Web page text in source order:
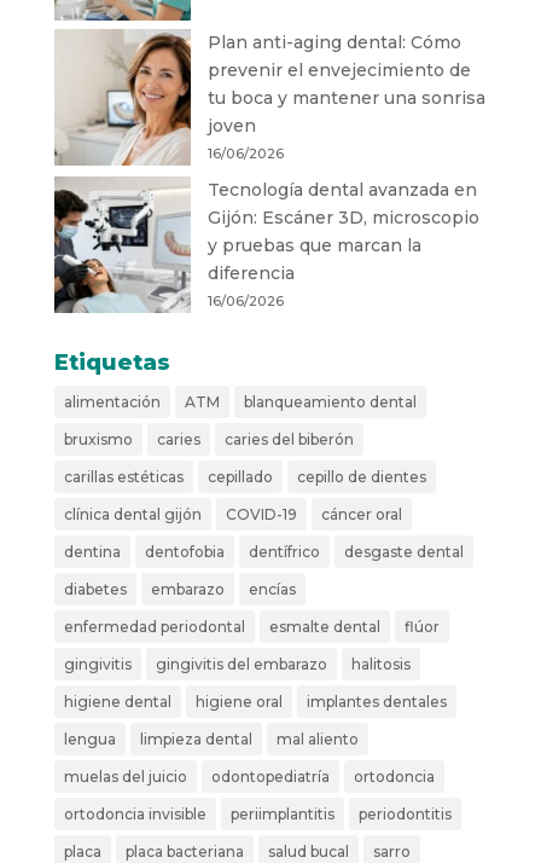
Plan anti-aging dental: Cómo
prevenir el envejecimiento de
tu boca y mantener una sonrisa
joven
16/06/2026
Tecnología dental avanzada en
Gijón: Escáner 3D, microscopio
y pruebas que marcan la
diferencia
16/06/2026
Etiquetas
alimentación ATM blanqueamiento dental
bruxismo caries caries del biberón
carillas estéticas cepillado cepillo de dientes
clínica dental gijón COVID-19 cáncer oral
dentina dentofobia dentífrico desgaste dental
diabetes embarazo encías
enfermedad periodontal esmalte dental flúor
gingivitis gingivitis del embarazo halitosis
higiene dental higiene oral implantes dentales
lengua limpieza dental mal aliento
muelas del juicio odontopediatría ortodoncia
ortodoncia invisible periimplantitis periodontitis
placa placa bacteriana salud bucal sarro